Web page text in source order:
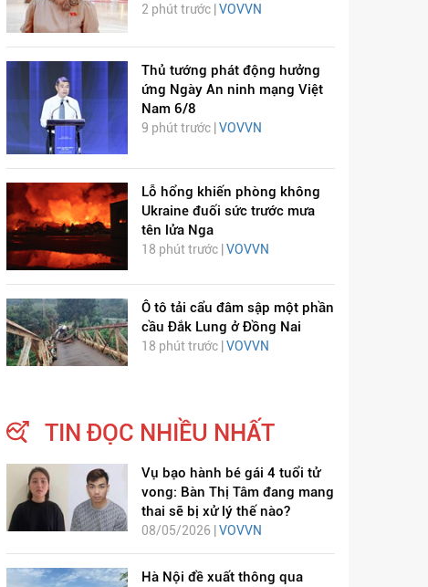
2 phút trước | VOVVN
Thủ tướng phát động hưởng
ứng Ngày An ninh mạng Việt
Nam 6/8
9 phút trước | VOVVN
Lỗ hổng khiến phòng không
Ukraine đuối sức trước mưa
tên lửa Nga
18 phút trước | VOVVN
Ô tô tải cẩu đâm sập một phần
cầu Đắk Lung ở Đồng Nai
18 phút trước | VOVVN
TIN ĐỌC NHIỀU NHẤT
Vụ bạo hành bé gái 4 tuổi tử
vong: Bàn Thị Tâm đang mang
thai sẽ bị xử lý thế nào?
08/05/2026 | VOVVN
Hà Nội đề xuất thông qua